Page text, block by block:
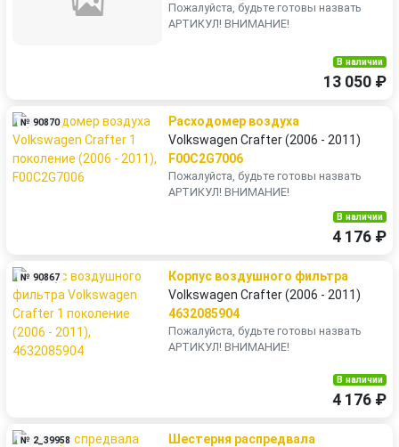
Пожалуйста, будьте готовы назвать
АРТИКУЛ! ВНИМАНИЕ!
В наличии
13 050 ₽
№ 90870
Расходомер воздуха
Volkswagen Crafter (2006 - 2011)
F00C2G7006
Пожалуйста, будьте готовы назвать
АРТИКУЛ! ВНИМАНИЕ!
В наличии
4 176 ₽
№ 90867
Корпус воздушногo фильтра
Volkswagen Crafter (2006 - 2011)
4632085904
Пожалуйста, будьте готовы назвать
АРТИКУЛ! ВНИМАНИЕ!
В наличии
4 176 ₽
№ 2_39958
Шестерня распредвала